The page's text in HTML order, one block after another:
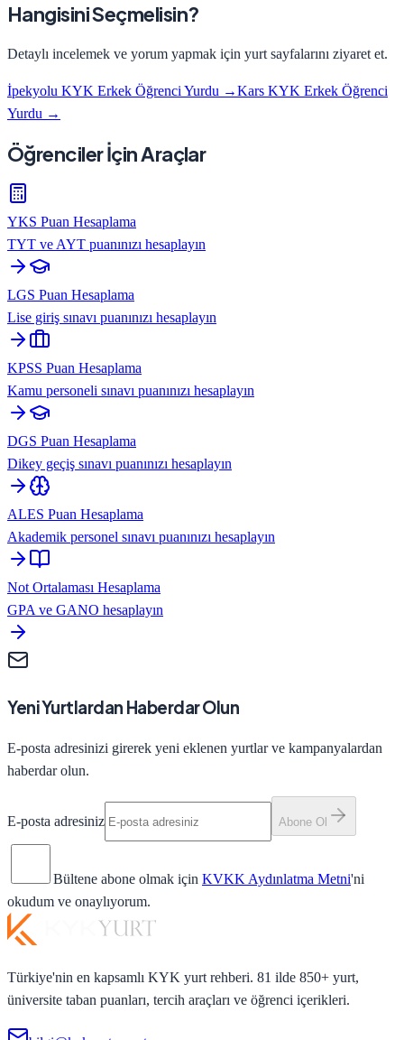
Hangisini Seçmelisin?
Detaylı incelemek ve yorum yapmak için yurt sayfalarını ziyaret et.
İpekyolu KYK Erkek Öğrenci Yurdu →Kars KYK Erkek Öğrenci
Yurdu →
Öğrenciler İçin Araçlar
YKS Puan Hesaplama
TYT ve AYT puanınızı hesaplayın
LGS Puan Hesaplama
Lise giriş sınavı puanınızı hesaplayın
KPSS Puan Hesaplama
Kamu personeli sınavı puanınızı hesaplayın
DGS Puan Hesaplama
Dikey geçiş sınavı puanınızı hesaplayın
ALES Puan Hesaplama
Akademik personel sınavı puanınızı hesaplayın
Not Ortalaması Hesaplama
GPA ve GANO hesaplayın
Yeni Yurtlardan Haberdar Olun
E-posta adresinizi girerek yeni eklenen yurtlar ve kampanyalardan
haberdar olun.
E-posta adresiniz Abone Ol
Bültene abone olmak için KVKK Aydınlatma Metni'ni
okudum ve onaylıyorum.
Türkiye'nin en kapsamlı KYK yurt rehberi. 81 ilde 850+ yurt,
üniversite taban puanları, tercih araçları ve öğrenci içerikleri.